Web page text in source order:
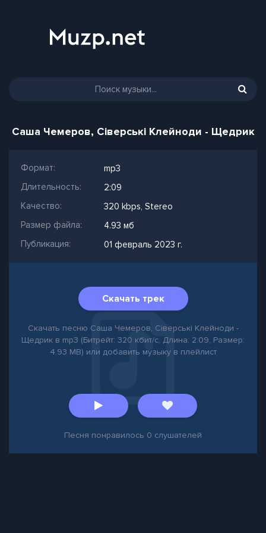
Саша Чемеров, Сіверські Клейноди - Щедрик
Формат:
mp3
Длительность:
2:09
Качество:
320 kbps, Stereo
Размер файла:
4.93 мб
Публикация:
01 февраль 2023 г.
Скачать трек
Скачать песню Саша Чемеров, Сіверські Клейноди -
Щедрик в mp3 (Битрейт: 320 кбит/с, Длина: 2:09, Размер:
4.93 MB) или добавить музыку в плейлист
Песня понравилось 0 слушателей